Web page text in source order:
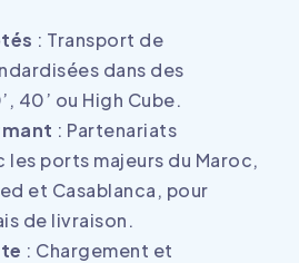
: Transport de
dans des
40’ ou High Cube.
: Partenariats
ports majeurs du Maroc,
et Casablanca, pour
de livraison.
: Chargement et